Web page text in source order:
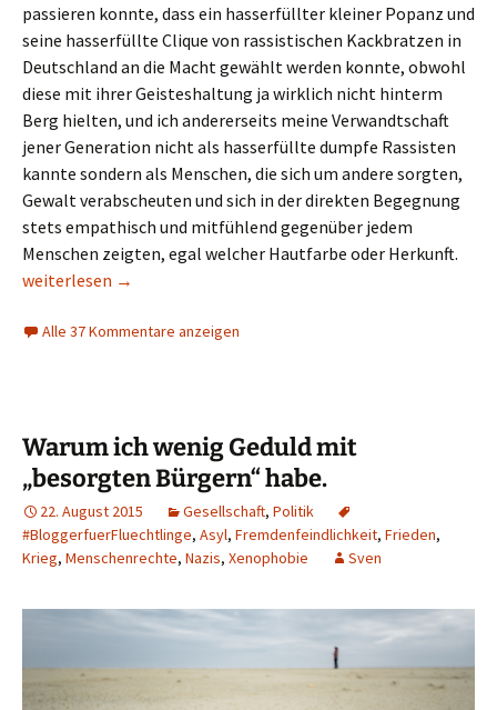
passieren konnte, dass ein hasserfüllter kleiner Popanz und
seine hasserfüllte Clique von rassistischen Kackbratzen in
Deutschland an die Macht gewählt werden konnte, obwohl
diese mit ihrer Geisteshaltung ja wirklich nicht hinterm
Berg hielten, und ich andererseits meine Verwandtschaft
jener Generation nicht als hasserfüllte dumpfe Rassisten
kannte sondern als Menschen, die sich um andere sorgten,
Gewalt verabscheuten und sich in der direkten Begegnung
stets empathisch und mitfühlend gegenüber jedem
Menschen zeigten, egal welcher Hautfarbe oder Herkunft.
Perspektiven
weiterlesen →
Alle 37 Kommentare anzeigen
Warum ich wenig Geduld mit
„besorgten Bürgern“ habe.
22. August 2015 Gesellschaft, Politik
#‎BloggerfuerFluechtlinge, Asyl, Fremdenfeindlichkeit, Frieden,
Krieg, Menschenrechte, Nazis, Xenophobie Sven